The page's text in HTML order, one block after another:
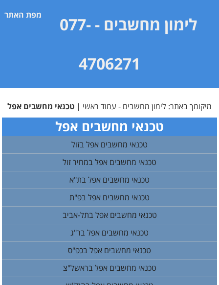
מפת האתר לימון מחשבים
- 077-
4706271
מיקומך באתר: לימון מחשבים - עמוד ראשי | טכנאי מחשבים אפל
טכנאי מחשבים אפל
טכנאי מחשבים אפל ב זול
טכנאי מחשבים אפל במחיר זול
טכנאי מחשבים אפל בת"א
טכנאי מחשבים אפל בפ"ת
טכנאי מחשבים אפל בתל-אביב
טכנאי מחשבים אפל בר"ג
טכנאי מחשבים אפל בכפ"ס
טכנאי מחשבים אפל בראשל"צ